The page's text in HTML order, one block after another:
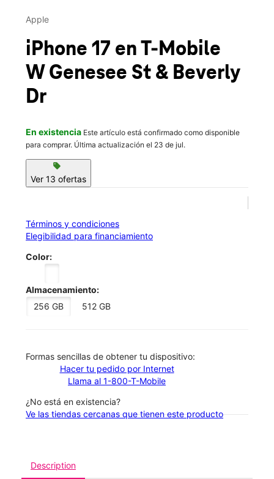
Vie.:
4105 W Genesse St Space 2 Syracuse, NY 13219
Apple
iPhone 17 en T-Mobile
W Genesee St & Beverly
Dr
En existencia Este artículo está confirmado como disponible
para comprar. Última actualización el 23 de jul.
sell
Ver 13 ofertas
Términos y condiciones
Elegibilidad para financiamiento
Color:
Almacenamiento:
256 GB
512 GB
​​​​​​​Formas sencillas de obtener tu dispositivo:
Hacer tu pedido por Internet
Llama al 1-800-T-Mobile
¿No está en existencia?
Ve las tiendas cercanas que tienen este producto
Description